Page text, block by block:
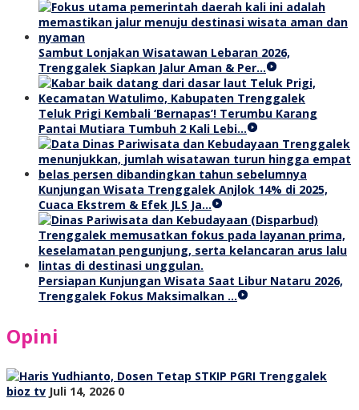
Sambut Lonjakan Wisatawan Lebaran 2026,
Trenggalek Siapkan Jalur Aman & Per…
Teluk Prigi Kembali ‘Bernapas’! Terumbu Karang
Pantai Mutiara Tumbuh 2 Kali Lebi…
Kunjungan Wisata Trenggalek Anjlok 14% di 2025,
Cuaca Ekstrem & Efek JLS Ja…
Persiapan Kunjungan Wisata Saat Libur Nataru 2026,
Trenggalek Fokus Maksimalkan …
Opini
bioz tv Juli 14, 2026 0